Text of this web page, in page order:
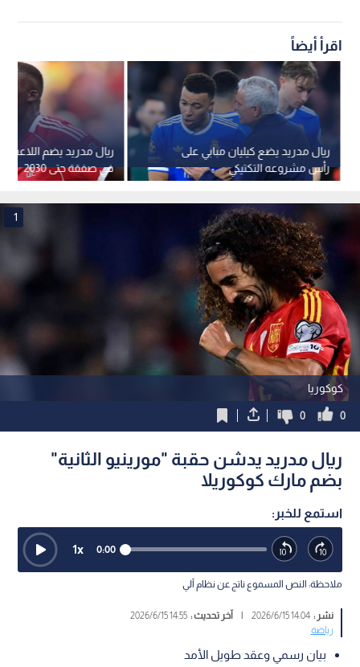
اقرأ أيضاً
ريال مدريد يضم اللاعب
في صفقة حتى 2030
ريال مدريد يضع كيليان مبابي على
رأس مشروعه التكتيكي
كوكوريا
1
0
0
ريال مدريد يدشن حقبة "مورينيو الثانية"
بضم مارك كوكوريلا
استمع للخبر:
0:00
1x
ملاحظة: النص المسموع ناتج عن نظام آلي
نشر :14:04 2026/6/15
| آخر تحديث :14:55 2026/6/15
رياضة
بيان رسمي وعقد طويل الأمد